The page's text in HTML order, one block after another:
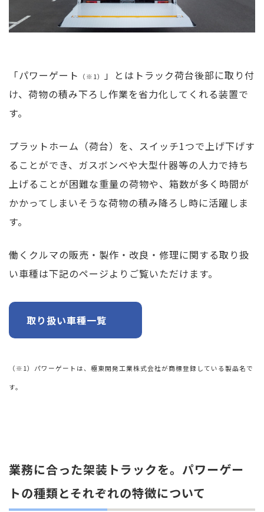
「パワーゲート （※1）
」とはトラック荷台後部に取り付
け、荷物の積み下ろし作業を省力化してくれる装置で
す。
プラットホーム（荷台）を、スイッチ1つで上げ下げす
ることができ、ガスボンベや大型什器等の人力で持ち
上げることが困難な重量の荷物や、箱数が多く時間が
かかってしまいそうな荷物の積み降ろし時に活躍しま
す。
働くクルマの販売・製作・改良・修理に関する取り扱
い車種は下記のページよりご覧いただけます。
取り扱い車種一覧
（※1）パワーゲートは、極東開発工業株式会社が商標登録している製品名で
す。
業務に合った架装トラックを。パワーゲー
トの種類とそれぞれの特徴について